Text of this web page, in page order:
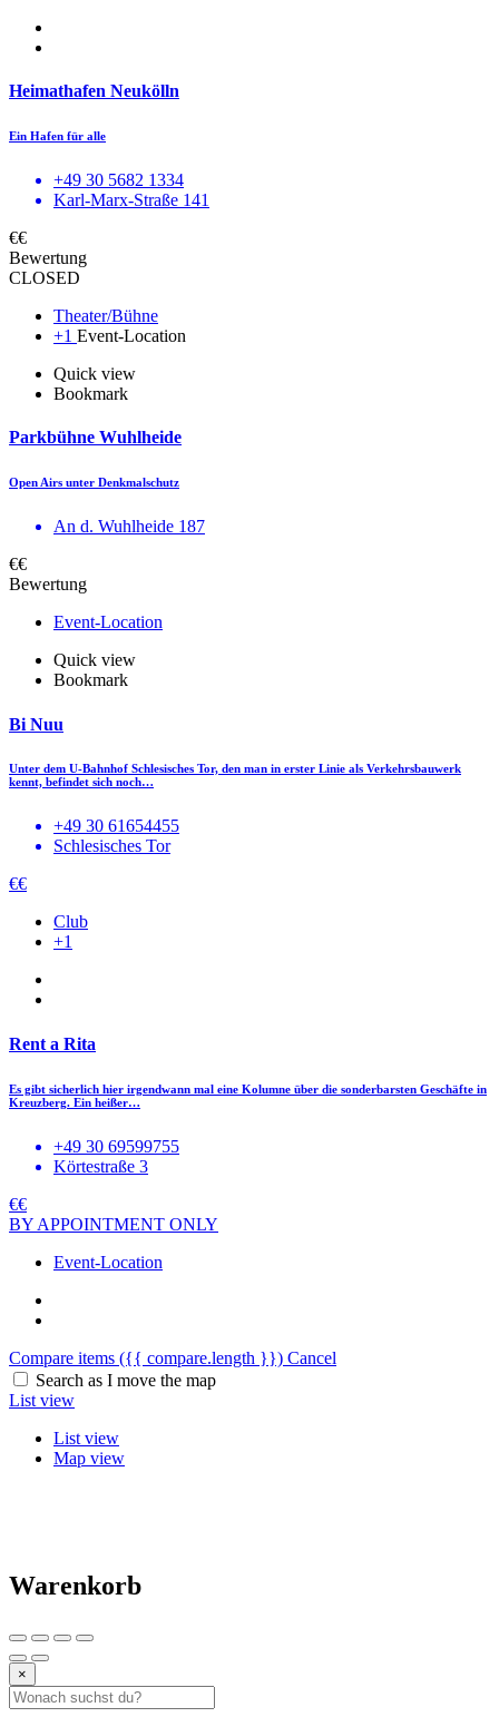
Heimathafen Neukölln
Ein Hafen für alle
+49 30 5682 1334
Karl-Marx-Straße 141
€€
Bewertung
CLOSED
Theater/Bühne
+1 Event-Location
Quick view
Bookmark
Parkbühne Wuhlheide
Open Airs unter Denkmalschutz
An d. Wuhlheide 187
€€
Bewertung
Event-Location
Quick view
Bookmark
Bi Nuu
Unter dem U-Bahnhof Schlesisches Tor, den man in erster Linie als Verkehrsbauwerk
kennt, befindet sich noch…
+49 30 61654455
Schlesisches Tor
€€
Club
+1
Rent a Rita
Es gibt sicherlich hier irgendwann mal eine Kolumne über die sonderbarsten Geschäfte in
Kreuzberg. Ein heißer…
+49 30 69599755
Körtestraße 3
€€
BY APPOINTMENT ONLY
Event-Location
Compare items ({{ compare.length }}) Cancel
Search as I move the map
List view
List view
Map view
Warenkorb
×